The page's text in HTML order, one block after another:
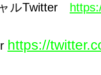
ルTwitter
https://